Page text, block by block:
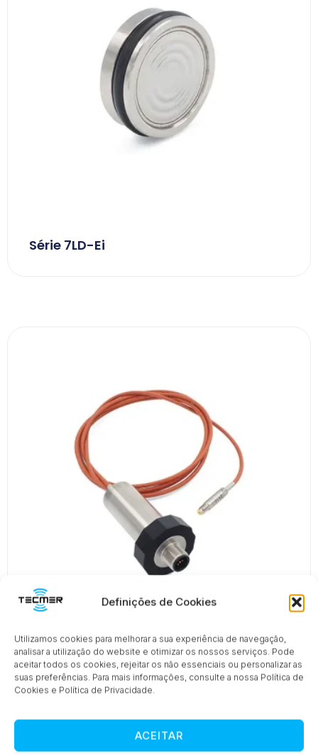
Definições de Cookies
Utilizamos cookies para melhorar a sua experiência de navegação,
analisar a utilização do website e otimizar os nossos serviços. Pode
aceitar todos os cookies, rejeitar os não essenciais ou personalizar as
suas preferências. Para mais informações, consulte a nossa Política de
Cookies e Política de Privacidade.
ACEITAR
Série 7LD-Ei
Série M5HB